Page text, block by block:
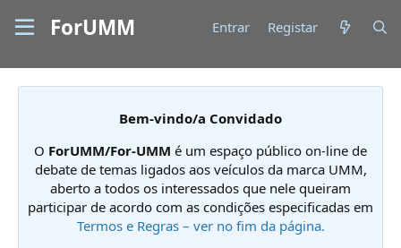
ForUMM Entrar Registar
Bem-vindo/a Convidado
O ForUMM/For-UMM é um espaço público on-line de
debate de temas ligados aos veículos da marca UMM,
aberto a todos os interessados que nele queiram
participar de acordo com as condições especificadas em
Termos e Regras – ver no fim da página.